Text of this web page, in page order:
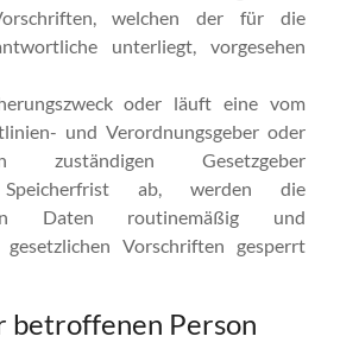
welchen der für die
unterliegt, vorgesehen
oder läuft eine vom
und Verordnungsgeber oder
zuständigen Gesetzgeber
Speicherfrist ab, werden die
Daten routinemäßig und
Vorschriften gesperrt
betroffenen Person